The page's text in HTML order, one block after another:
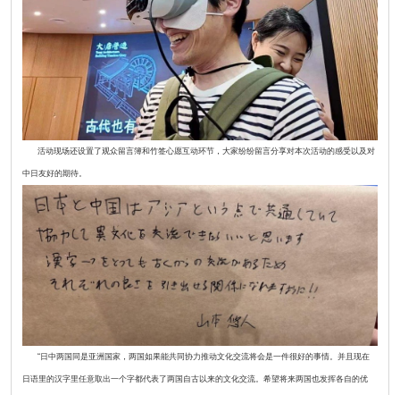
活动现场还设置了观众留言簿和竹签心愿互动环节，大家纷纷留言分享对本次活动的感受以及对
中日友好的期待。
“日中两国同是亚洲国家，两国如果能共同协力推动文化交流将会是一件很好的事情。并且现在
日语里的汉字里任意取出一个字都代表了两国自古以来的文化交流。希望将来两国也发挥各自的优